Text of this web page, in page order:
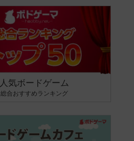
人気ボードゲーム
総合おすすめランキング